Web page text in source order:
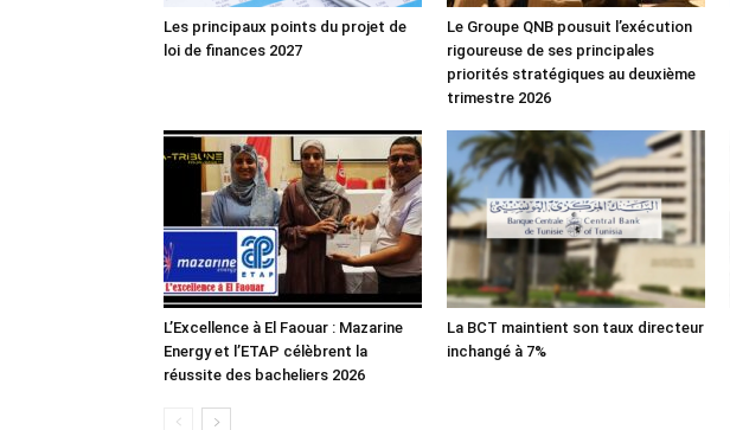
Les principaux points du projet de
loi de finances 2027
Le Groupe QNB pousuit l’exécution
rigoureuse de ses principales
priorités stratégiques au deuxième
trimestre 2026
L’Excellence à El Faouar : Mazarine
Energy et l’ETAP célèbrent la
réussite des bacheliers 2026
La BCT maintient son taux directeur
inchangé à 7%